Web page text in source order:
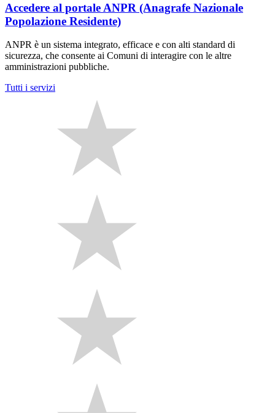
Accedere al portale ANPR (Anagrafe Nazionale
Popolazione Residente)
ANPR è un sistema integrato, efficace e con alti standard di
sicurezza, che consente ai Comuni di interagire con le altre
amministrazioni pubbliche.
Tutti i servizi